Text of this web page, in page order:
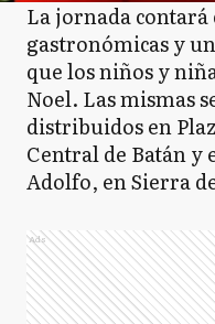
La jornada
gastronómicas y
que los niños y
Noel. Las mismas
distribuidos en
Central de Batán y
Adolfo, en Sierra
Ads